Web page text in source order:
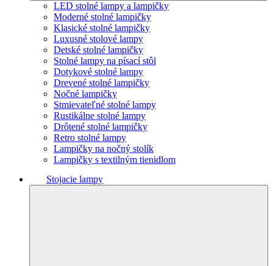
LED stolné lampy a lampičky
Moderné stolné lampičky
Klasické stolné lampičky
Luxusné stolové lampy
Detské stolné lampičky
Stolné lampy na písací stôl
Dotykové stolné lampy
Drevené stolné lampičky
Nočné lampičky
Stmievateľné stolné lampy
Rustikálne stolné lampy
Drôtené stolné lampičky
Retro stolné lampy
Lampičky na nočný stolík
Lampičky s textilným tienidlom
Stojacie lampy